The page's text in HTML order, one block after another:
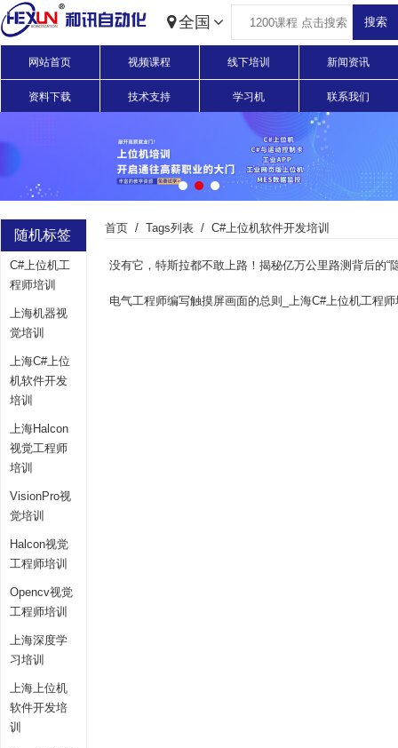
全国
网站首页 视频课程 线下培训 新闻资讯
资料下载 技术支持 学习机 联系我们
随机标签
C#上位机工
程师培训
上海机器视
觉培训
上海C#上位
机软件开发
培训
上海Halcon
视觉工程师
培训
VisionPro视
觉培训
Halcon视觉
工程师培训
Opencv视觉
工程师培训
上海深度学
习培训
上海上位机
软件开发培
训
首页 Tags列表 C#上位机软件开发培训
电气工程师编写触摸屏画面的总则_上海C#上位机工程